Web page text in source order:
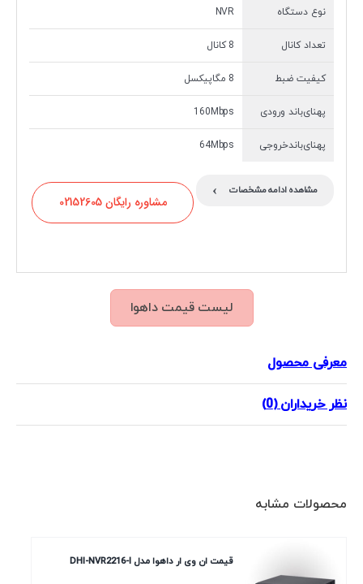
نوع دستگاه NVR
تعداد کانال 8 کانال
کیفیت ضبط 8 مگاپیکسل
پهنای‌باند ورودی 160Mbps
پهنای‌باندخروجی 64Mbps
مشاهده ادامه مشخصات ›
مشاوره رایگان 02152605
لیست قیمت داهوا
معرفی محصول
نظر خریداران (0)
محصولات مشابه
قیمت ان وی ار داهوا مدل DHI-NVR2216-I